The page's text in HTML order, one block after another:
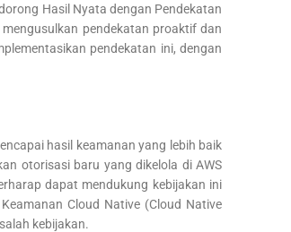
Hasil Nyata dengan Pendekatan
pendekatan proaktif dan
pendekatan ini, dengan
hasil keamanan yang lebih baik
otorisasi baru yang dikelola di AWS
dapat mendukung kebijakan ini
Cloud Native (Cloud Native
kebijakan.